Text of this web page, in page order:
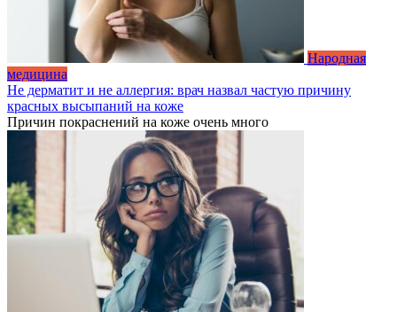
Народная
медицина
Не дерматит и не аллергия: врач назвал частую причину
красных высыпаний на коже
Причин покраснений на коже очень много